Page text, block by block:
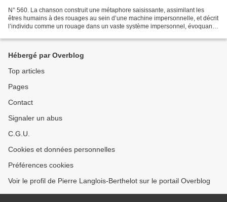
N° 560. La chanson construit une métaphore saisissante, assimilant les
êtres humains à des rouages au sein d’une machine impersonnelle, et décrit
l’individu comme un rouage dans un vaste système impersonnel, évoquant
Hébergé par Overblog
Top articles
Pages
Contact
Signaler un abus
C.G.U.
Cookies et données personnelles
Préférences cookies
Voir le profil de Pierre Langlois-Berthelot sur le portail Overblog